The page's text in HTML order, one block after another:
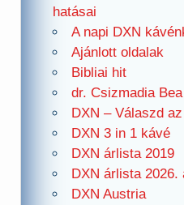
hatásai
A napi DXN
Ajánlott oldalak
Bibliai hit
dr. Csizmadia
DXN – Válaszd
DXN 3 in 1 kávé
DXN árlista 2019
DXN árlista 2026.
DXN Austria